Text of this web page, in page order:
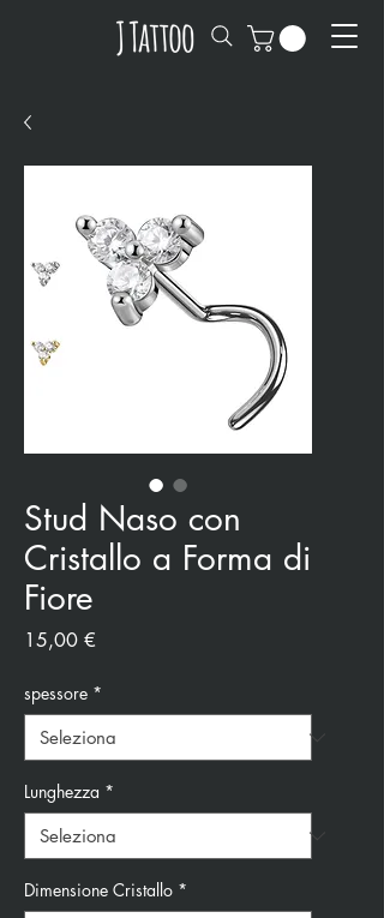
Stud Naso con
Cristallo a Forma di
Fiore
15,00 €
spessore *
Lunghezza *
Dimensione Cristallo *